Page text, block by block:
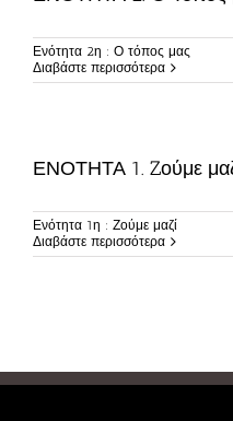
Ενότητα 2η : Ο τόπος μας
Διαβάστε περισσότερα
ΕΝΟΤΗΤΑ 1. Zούμε
Ενότητα 1η : Ζούμε μαζί
Διαβάστε περισσότερα